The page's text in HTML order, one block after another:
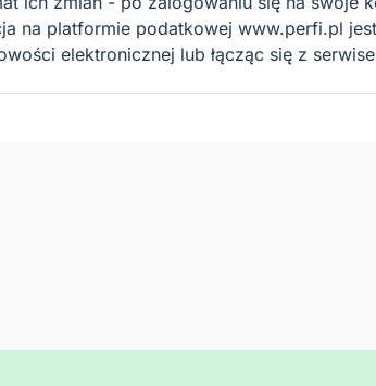
na platformie podatkowej www.perfi.pl
elektronicznej lub łącząc się z